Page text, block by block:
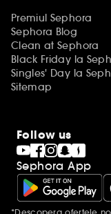
Premiul Sephora
Sephora Blog
Clean at Sephora
Black Friday la
Singles' Day la
Sitemap
Follow us
Sephora App